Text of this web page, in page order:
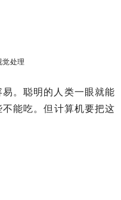
处理
。聪明的人类一眼就能
能吃。但计算机要把这